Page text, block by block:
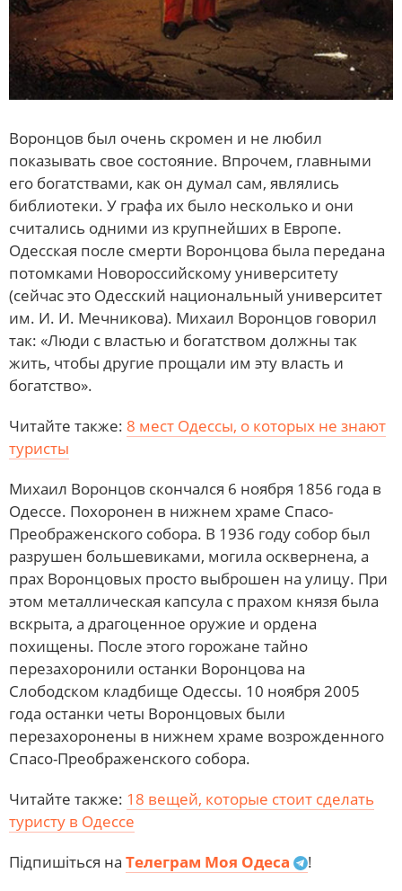
Воронцов был очень скромен и не любил
показывать свое состояние. Впрочем, главными
его богатствами, как он думал сам, являлись
библиотеки. У графа их было несколько и они
считались одними из крупнейших в Европе.
Одесская после смерти Воронцова была передана
потомками Новороссийскому университету
(сейчас это Одесский национальный университет
им. И. И. Мечникова). Михаил Воронцов говорил
так: «Люди с властью и богатством должны так
жить, чтобы другие прощали им эту власть и
богатство».
Читайте также: 8 мест Одессы, о которых не знают
туристы
Михаил Воронцов скончался 6 ноября 1856 года в
Одессе. Похоронен в нижнем храме Спасо-
Преображенского собора. В 1936 году собор был
разрушен большевиками, могила осквернена, а
прах Воронцовых просто выброшен на улицу. При
этом металлическая капсула с прахом князя была
вскрыта, а драгоценное оружие и ордена
похищены. После этого горожане тайно
перезахоронили останки Воронцова на
Слободском кладбище Одессы. 10 ноября 2005
года останки четы Воронцовых были
перезахоронены в нижнем храме возрожденного
Спасо-Преображенского собора.
Читайте также: 18 вещей, которые стоит сделать
туристу в Одессе
Підпишіться на Телеграм Моя Одеса !